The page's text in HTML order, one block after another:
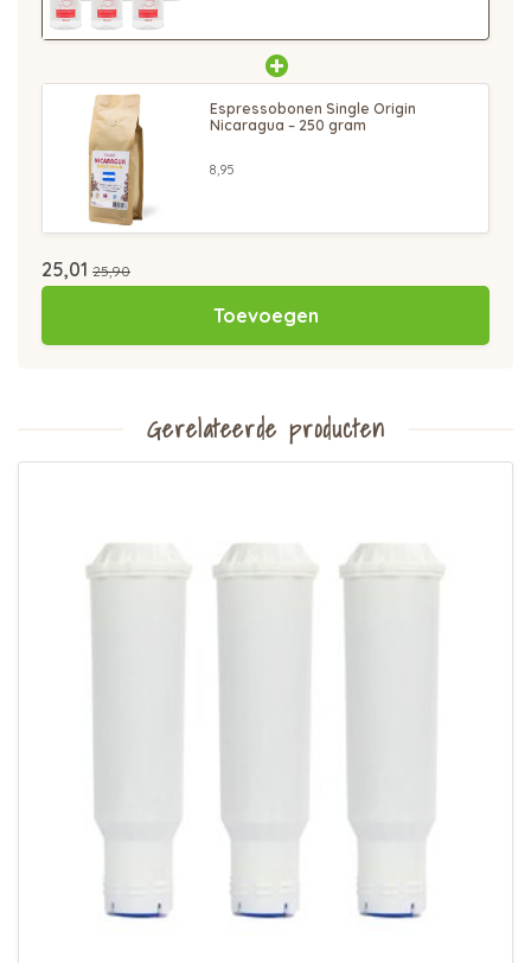
Espressobonen Single Origin
Nicaragua – 250 gram
8,95
25,01 25,90
Toevoegen
Gerelateerde producten